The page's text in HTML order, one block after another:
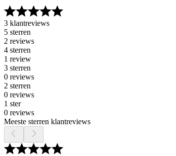
3 klantreviews
5 sterren
2 reviews
4 sterren
1 review
3 sterren
0 reviews
2 sterren
0 reviews
1 ster
0 reviews
Meeste sterren klantreviews